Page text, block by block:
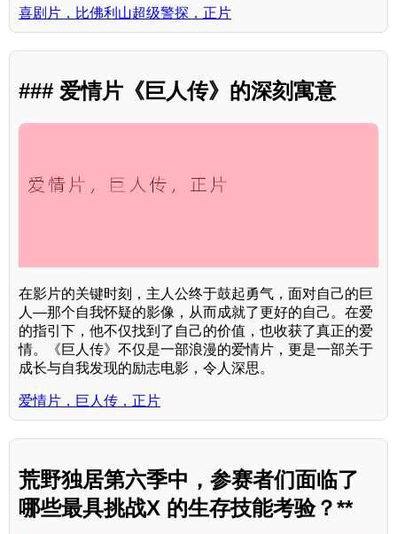
喜剧片，比佛利山超级警探，正片
### 爱情片《巨人传》的深刻寓意
在影片的关键时刻，主人公终于鼓起勇气，面对自己的巨
人—那个自我怀疑的影像，从而成就了更好的自己。在爱
的指引下，他不仅找到了自己的价值，也收获了真正的爱
情。《巨人传》不仅是一部浪漫的爱情片，更是一部关于
成长与自我发现的励志电影，令人深思。
爱情片，巨人传，正片
荒野独居第六季中，参赛者们面临了
哪些最具挑战X 的生存技能考验？**